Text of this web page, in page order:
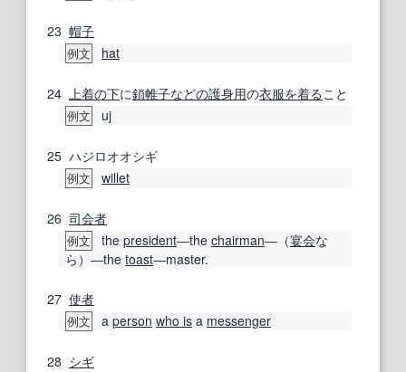
23 帽子
例文 hat
24 上着の下に鎖帷子などの護身用の衣服を着る こと
例文 uj
25 ハジロオオシギ
例文 willet
26 司会者
例文 the president―the chairman―（宴会な
ら）―the toast―master.
27 使者
例文 a person who is a messenger
28 シギ